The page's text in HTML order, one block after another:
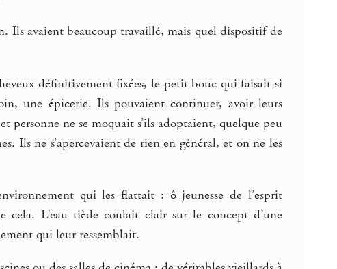
Ils avaient beaucoup travaillé, mais quel dispositif de
définitivement fixées, le petit bouc qui faisait si
une épicerie. Ils pouvaient continuer, avoir leurs
ne se moquait s’ils adoptaient, quelque peu
Ils ne s’apercevaient de rien en général, et on ne les
qui les flattait : ô jeunesse de l’esprit
cela. L’eau tiède coulait clair sur le concept d’une
qui leur ressemblait.